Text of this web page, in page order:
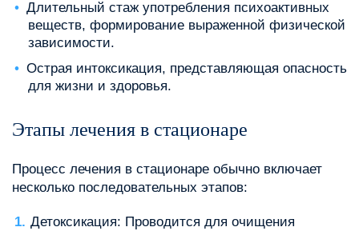
Длительный стаж употребления психоактивных
веществ, формирование выраженной физической
зависимости.
Острая интоксикация, представляющая опасность
для жизни и здоровья.
Этапы лечения в стационаре
Процесс лечения в стационаре обычно включает
несколько последовательных этапов:
Детоксикация: Проводится для очищения